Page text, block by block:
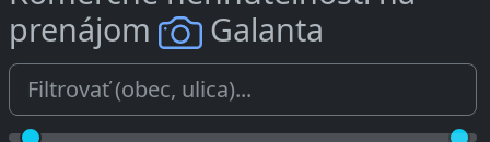
prenájom
Galanta